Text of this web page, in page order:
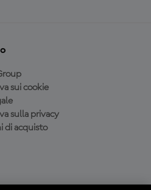
sui cookie
sulla privacy
di acquisto